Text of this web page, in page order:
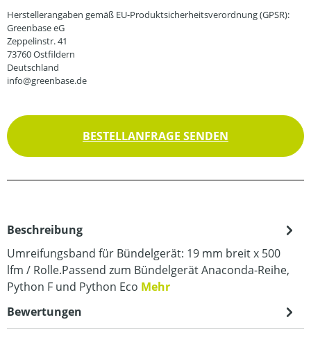
Herstellerangaben gemäß EU-Produktsicherheitsverordnung (GPSR):
Greenbase eG
Zeppelinstr. 41
73760 Ostfildern
Deutschland
info@greenbase.de
BESTELLANFRAGE SENDEN
Beschreibung
Umreifungsband für Bündelgerät: 19 mm breit x 500
lfm / Rolle.Passend zum Bündelgerät Anaconda-Reihe,
Python F und Python Eco Mehr
Bewertungen